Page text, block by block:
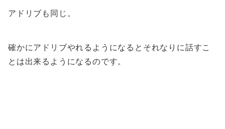
アドリブも同じ。
確かにアドリブやれるようになるとそれなりに話すこ
とは出来るようになるのです。